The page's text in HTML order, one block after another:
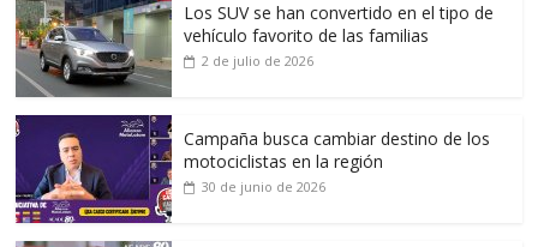
Los SUV se han convertido en el tipo de
vehículo favorito de las familias
2 de julio de 2026
Campaña busca cambiar destino de los
motociclistas en la región
30 de junio de 2026